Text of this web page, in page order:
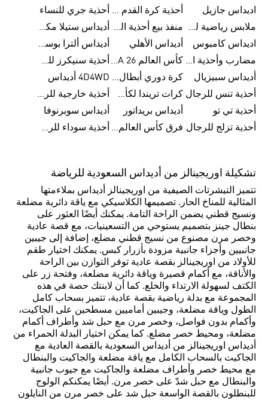
اديداس جازيل
أحذية كرة القدم من أديداس
أحذية جري للنساء
ملابس رياضية للأطفال من أديداس
منفذ بيع أحذية الرجال من أديداس
أديداس ستيلا مكارتني
اديداس كامبوس
أديداس الأهلي
أديداس ألترا بوست للنساء
مضارب وأحذية البادل من أديداس
كأس العالم FIFA 26™
أحذية سنيكرز للرجال من أديداس
أديداس سبيزيال
كرة دوري أبطال أوروبا من أديداس 4D4WD أديداس
أحذية تنس للرجال
كرات تريندا لكأس العالم FIFA 26™
أحذية خارجية للرجال
أحذية تي تو
أديداس بريداتور
أديداس سوبرنوفا
أحذية تزلج للرجال
فرق كأس العالم FIFA 26™ أحذية سوداء للرجال
تشكيلة اوريجينالز من أديداس السعودية للرياضة
تتميز التيشرتات الصيفية من اوريجينالز أديداس بملاءمتها
المثالية للمناخ الحار. تصميمها الكلاسيكي مع ياقة دائرية مضلعة
ونسيج قطني يضمن الراحة التامة. يمكنك أيضًا العثور على
بنطال جينز بتصميم يستوحي من التسعينيات، مع قصة عادية
وخصر مرن مصنوع من نسيج قطني مضلع، إضافة إلى جيبين
جانبيين وأجزاء جانبية مزودة بأزرار كبس. يمكنك اختيار طقم
للأولاد من اوريجينالز بقصة عادية توفر التوازن بين الراحة
والأناقة، مع أكمام قصيرة وياقة دائرية مضلعة، وفتحة زر على
الكتف لسهولة الارتداء والخلع. كما أن لابنتك حصة في هذه
المجموعة مع بدلة رياضية بقصة عادية، تتميز بسحاب كامل
الطول وياقة مضلعة، وجيبين أماميين مسطحين على الجاكيت،
وأكمام بدون فواصل، وخصر مرن مع حبل شد وأطراف أكمام
مضلعة، ومحيط خصر مضلع. كما يمكن اختيار البدلة الحمراء من
أديداس اوريجينالز من أديداس السعودية بالقصة العادية مع
الجاكيت بالسحاب الكامل مع ياقة مضلعة والجاكيت والبنطال
مع محيط خصر وأطراف مضلعة والجاكيت مع جيوب جانبية
والبنطال مع حبل شدّ على خصر مرن. أيضًا يمكنكم الولوج
للبنطلون بالقصة الواسعة حبل شد على خصر مرن من النايلون